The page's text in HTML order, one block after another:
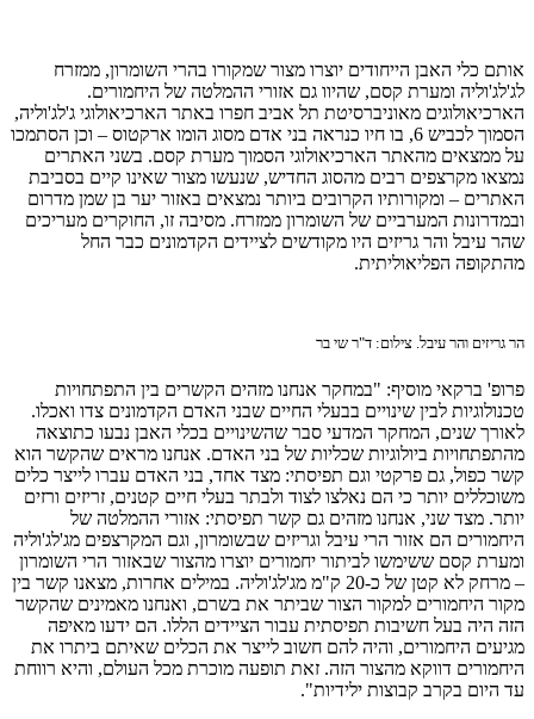
אותם כלי האבן הייחודים יוצרו מצור שמקורו בהרי השומרון, ממזרח
לג'לג'וליה ומערת קסם, שהיוו גם אזורי ההמלטה של היחמורים.
הארכיאולוגים מאוניברסיטת תל אביב חפרו באתר הארכיאולוגי ג'לג'וליה,
הסמוך לכביש 6, בו חיו כנראה בני אדם מסוג הומו ארקטוס – וכן הסתמכו
על ממצאים מהאתר הארכיאולוגי הסמוך מערת קסם. בשני האתרים
נמצאו מקרצפים רבים מהסוג החדיש, שנעשו מצור שאינו קיים בסביבת
האתרים – ומקורותיו הקרובים ביותר נמצאים באזור יער בן שמן מדרום
ובמדרונות המערביים של השומרון ממזרח. מסיבה זו, החוקרים מעריכים
שהר עיבל והר גריזים היו מקודשים לציידים הקדמונים כבר החל
מהתקופה הפליאוליתית.
הר גריזים והר עיבל. צילום: ד"ר שי בר
פרופ' ברקאי מוסיף: "במחקר אנחנו מזהים הקשרים בין התפתחויות
טכנולוגיות לבין שינויים בבעלי החיים שבני האדם הקדמונים צדו ואכלו.
לאורך שנים, המחקר המדעי סבר שהשינויים בכלי האבן נבעו כתוצאה
מהתפתחויות ביולוגיות שכליות של בני האדם. אנחנו מראים שהקשר הוא
קשר כפול, גם פרקטי וגם תפיסתי: מצד אחד, בני האדם עברו לייצר כלים
משוכללים יותר כי הם נאלצו לצוד ולבתר בעלי חיים קטנים, זריזים ורזים
יותר. מצד שני, אנחנו מזהים גם קשר תפיסתי: אזורי ההמלטה של
היחמורים הם אזור הרי עיבל וגריזים שבשומרון, וגם המקרצפים מג'לג'וליה
ומערת קסם ששימשו לביתור יחמורים יוצרו מהצור שבאזור הרי השומרון
– מרחק לא קטן של כ-20 ק"מ מג'לג'וליה. במילים אחרות, מצאנו קשר בין
מקור היחמורים למקור הצור שביתר את בשרם, ואנחנו מאמינים שהקשר
הזה היה בעל חשיבות תפיסתית עבור הציידים הללו. הם ידעו מאיפה
מגיעים היחמורים, והיה להם חשוב לייצר את הכלים שאיתם ביתרו את
היחמורים דווקא מהצור הזה. זאת תופעה מוכרת מכל העולם, והיא רווחת
עד היום בקרב קבוצות ילידיות".